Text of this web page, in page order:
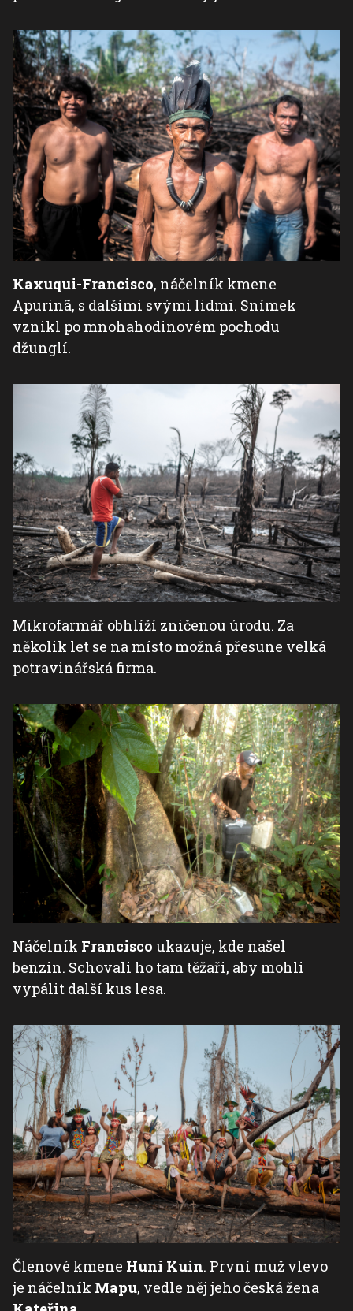
Kaxuqui-Francisco, náčelník kmene
Apurinã, s dalšími svými lidmi. Snímek
vznikl po mnohahodinovém pochodu
džunglí.
Mikrofarmář obhlíží zničenou úrodu. Za
několik let se na místo možná přesune velká
potravinářská firma.
Náčelník Francisco ukazuje, kde našel
benzin. Schovali ho tam těžaři, aby mohli
vypálit další kus lesa.
Členové kmene Huni Kuin. První muž vlevo
je náčelník Mapu, vedle něj jeho česká žena